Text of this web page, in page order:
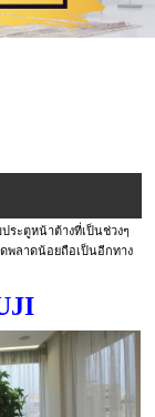
ระตูหน้าต้างที่เป็นช่วงๆ
พลาดน้อยถือเป็นอีกทาง